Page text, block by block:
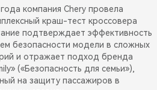
компания Chery провела
краш-тест кроссовера
подтверждает эффективность
безопасности модели в сложных
и отражает подход бренда
(«Безопасность для семьи»),
на защиту пассажиров в